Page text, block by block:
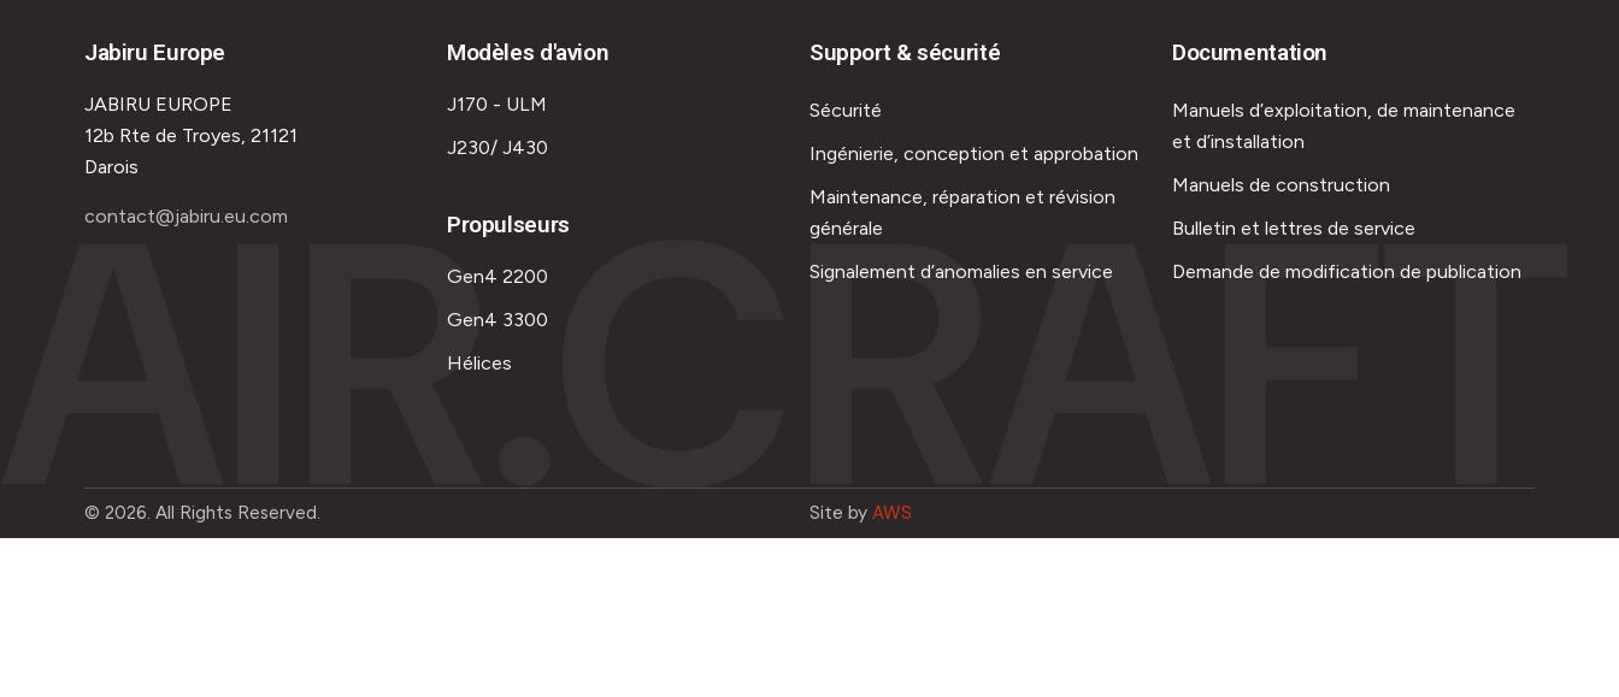
Jabiru Europe
JABIRU EUROPE
12b Rte de Troyes, 21121
Darois
contact@jabiru.eu.com
Modèles d'avion
J170 - ULM
J230/ J430
Propulseurs
Gen4 2200
Gen4 3300
Hélices
Support & sécurité
Sécurité
Ingénierie, conception et approbation
Maintenance, réparation et révision
générale
Signalement d’anomalies en service
Documentation
Manuels d’exploitation, de maintenance
et d’installation
Manuels de construction
Bulletin et lettres de service
Demande de modification de publication
AIR.CRAFT
© 2026. All Rights Reserved. Site by AWS